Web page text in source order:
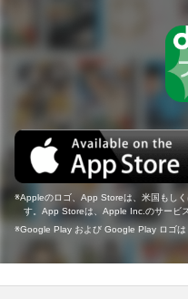
Appleのロゴ、App Storeは、米国もし
す。App Storeは、Apple Inc.のサービ
Google Play および Google Play ロゴは